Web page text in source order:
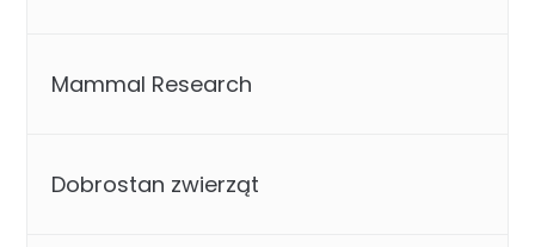
Mammal Research
Dobrostan zwierząt